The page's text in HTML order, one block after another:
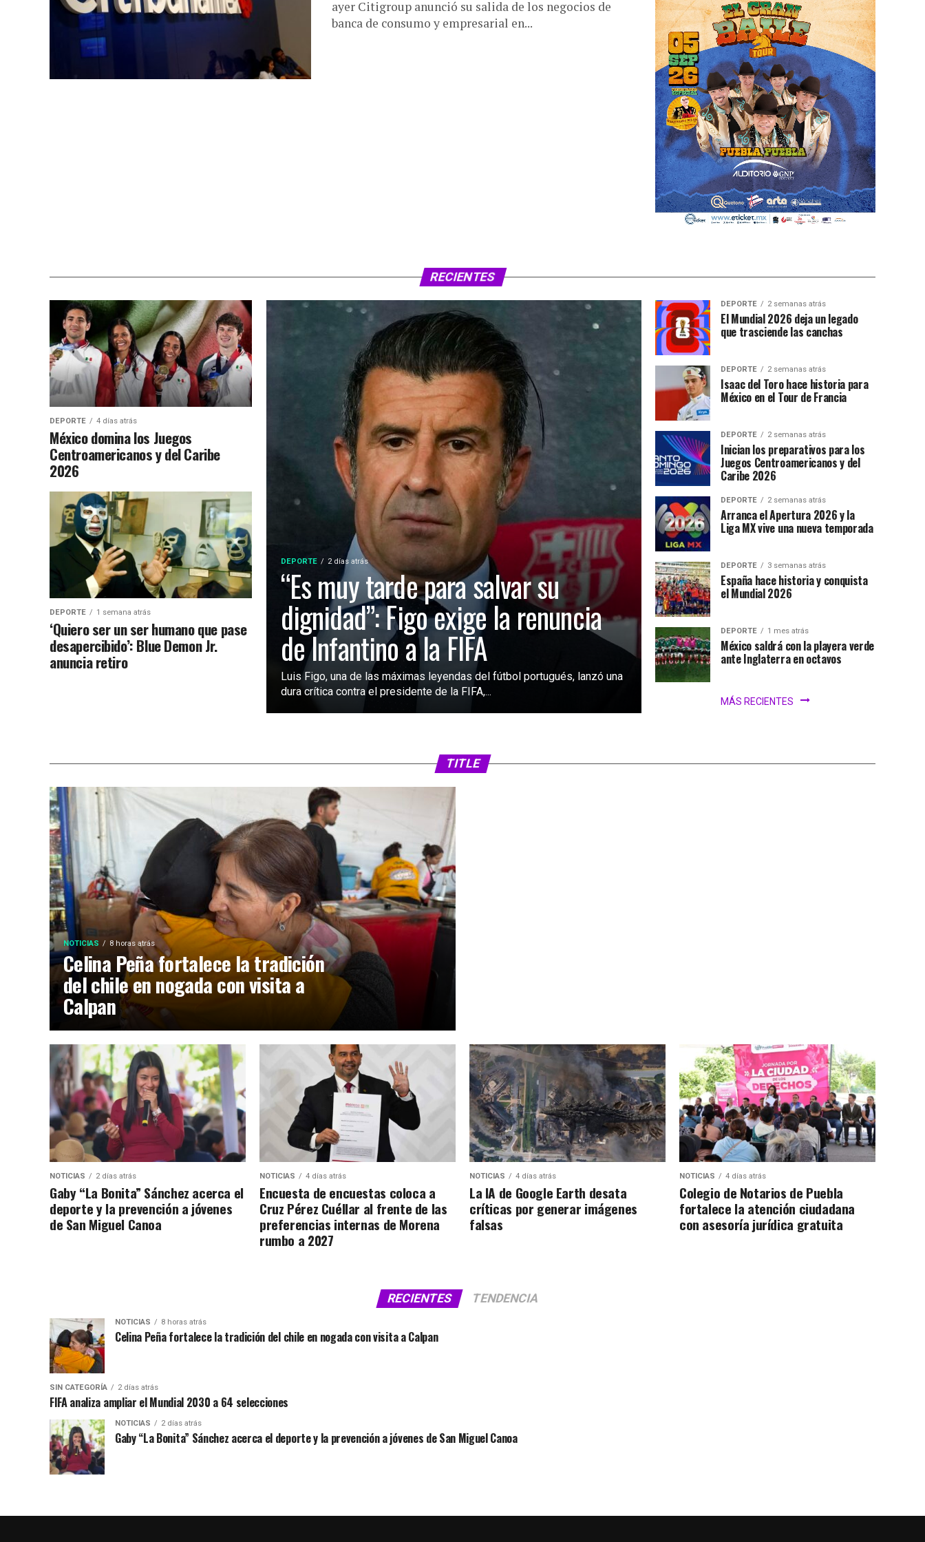
ayer Citigroup anunció su salida de los negocios de
banca de consumo y empresarial en...
RECIENTES
DEPORTE 2 días atrás
“Es muy tarde para salvar su
dignidad”: Figo exige la renuncia
de Infantino a la FIFA
Luis Figo, una de las máximas leyendas del fútbol portugués, lanzó una
dura crítica contra el presidente de la FIFA,...
DEPORTE 4 días atrás
México domina los Juegos
Centroamericanos y del Caribe
2026
DEPORTE 1 semana atrás
‘Quiero ser un ser humano que pase
desapercibido’: Blue Demon Jr.
anuncia retiro
DEPORTE 2 semanas atrás
El Mundial 2026 deja un legado
que trasciende las canchas
DEPORTE 2 semanas atrás
Isaac del Toro hace historia para
México en el Tour de Francia
DEPORTE 2 semanas atrás
Inician los preparativos para los
Juegos Centroamericanos y del
Caribe 2026
DEPORTE 2 semanas atrás
Arranca el Apertura 2026 y la
Liga MX vive una nueva temporada
DEPORTE 3 semanas atrás
España hace historia y conquista
el Mundial 2026
DEPORTE 1 mes atrás
México saldrá con la playera verde
ante Inglaterra en octavos
MÁS RECIENTES
TITLE
NOTICIAS 8 horas atrás
Celina Peña fortalece la tradición
del chile en nogada con visita a
Calpan
2030 a 64 selecciones
NOTICIAS 2 días atrás
Gaby “La Bonita” Sánchez acerca el
deporte y la prevención a jóvenes
de San Miguel Canoa
NOTICIAS 4 días atrás
Encuesta de encuestas coloca a
Cruz Pérez Cuéllar al frente de las
preferencias internas de Morena
rumbo a 2027
NOTICIAS 4 días atrás
La IA de Google Earth desata
críticas por generar imágenes
falsas
NOTICIAS 4 días atrás
Colegio de Notarios de Puebla
fortalece la atención ciudadana
con asesoría jurídica gratuita
RECIENTES TENDENCIA
NOTICIAS 8 horas atrás
Celina Peña fortalece la tradición del chile en nogada con visita a Calpan
SIN CATEGORÍA 2 días atrás
FIFA analiza ampliar el Mundial 2030 a 64 selecciones
NOTICIAS 2 días atrás
Gaby “La Bonita” Sánchez acerca el deporte y la prevención a jóvenes de San Miguel Canoa